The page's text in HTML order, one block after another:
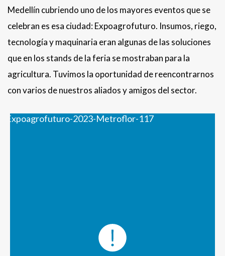
Medellín cubriendo uno de los mayores eventos que se
celebran es esa ciudad: Expoagrofuturo. Insumos, riego,
tecnología y maquinaria eran algunas de las soluciones
que en los stands de la feria se mostraban para la
agricultura. Tuvimos la oportunidad de reencontrarnos
con varios de nuestros aliados y amigos del sector.